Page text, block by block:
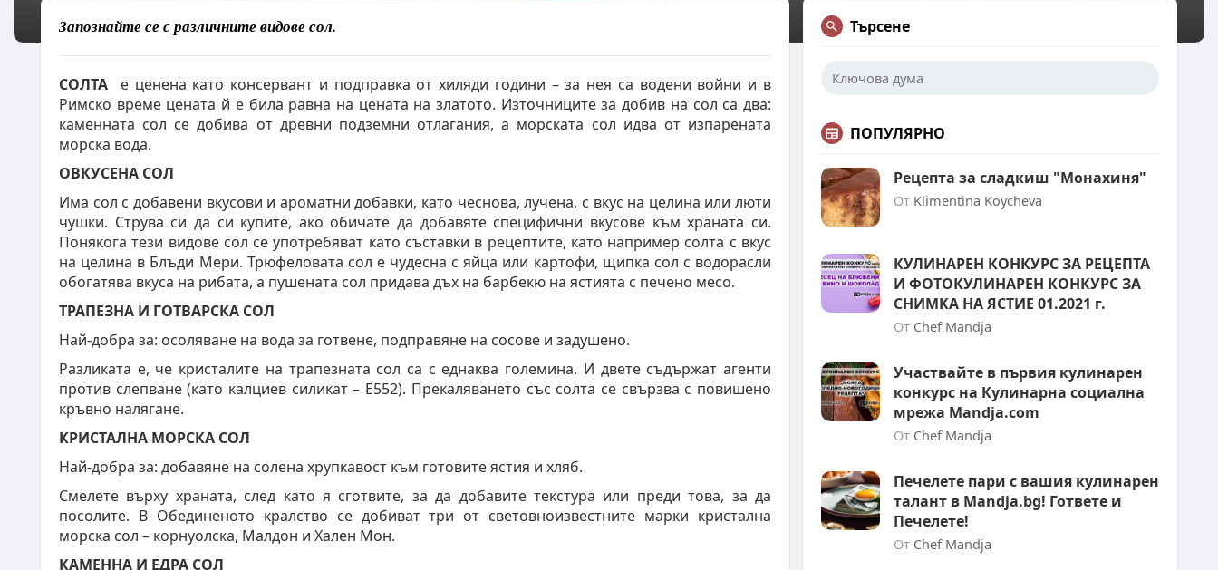
Запознайте се с различните видове сол.
СОЛТА
е ценена като консервант и подправка от хиляди години – за нея са водени войни и в
Римско време цената й е била равна на цената на златото. Източниците за добив на сол са два:
каменната сол се добива от древни подземни отлагания, а морската сол идва от изпарената
морска вода.
ОВКУСЕНА СОЛ
Има сол с добавени вкусови и ароматни добавки, като чеснова, лучена, с вкус на целина или люти
чушки. Струва си да си купите, ако обичате да добавяте специфични вкусове към храната си.
Понякога тези видове сол се употребяват като съставки в рецептите, като например солта с вкус
на целина в Блъди Мери. Трюфеловата сол е чудесна с яйца или картофи, щипка сол с водорасли
обогатява вкуса на рибата, а пушената сол придава дъх на барбекю на ястията с печено месо.
ТРАПЕЗНА И ГОТВАРСКА СОЛ
Най-добра за: осоляване на вода за готвене, подправяне на сосове и задушено.
Разликата е, че кристалите на трапезната сол са с еднаква големина. И двете съдържат агенти
против слепване (като калциев силикат – Е552). Прекаляването със солта се свързва с повишено
кръвно налягане.
КРИСТАЛНА МОРСКА СОЛ
Най-добра за: добавяне на солена хрупкавост към готовите ястия и хляб.
Смелете върху храната, след като я сготвите, за да добавите текстура или преди това, за да
посолите. В Обединеното кралство се добиват три от световноизвестните марки кристална
морска сол – корнуолска, Малдон и Хален Мон.
КАМЕННА И ЕДРА СОЛ
Търсене
ПОПУЛЯРНО
Рецепта за сладкиш "Монахиня"
От Klimentina Koycheva
КУЛИНАРЕН КОНКУРС ЗА РЕЦЕПТА
И ФОТОКУЛИНАРЕН КОНКУРС ЗА
СНИМКА НА ЯСТИЕ 01.2021 г.
От Chef Mandja
Участвайте в първия кулинарен
конкурс на Кулинарна социална
мрежа Mandja.com
От Chef Mandja
Печелете пари с вашия кулинарен
талант в Mandja.bg! Гответе и
Печелете!
От Chef Mandja